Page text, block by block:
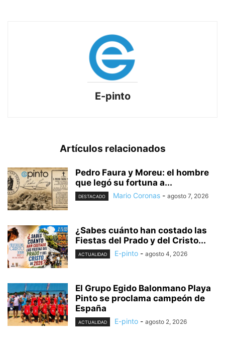
E-pinto
Artículos relacionados
Pedro Faura y Moreu: el hombre
que legó su fortuna a...
DESTACADO Mario Coronas - agosto 7, 2026
¿Sabes cuánto han costado las
Fiestas del Prado y del Cristo...
ACTUALIDAD E-pinto - agosto 4, 2026
El Grupo Egido Balonmano Playa
Pinto se proclama campeón de
España
ACTUALIDAD E-pinto - agosto 2, 2026